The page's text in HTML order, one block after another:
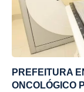
PREFEITURA
ONCOLÓGICO